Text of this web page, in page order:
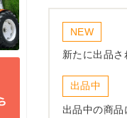
NEW
新たに出品さ
出品中
出品中の商品